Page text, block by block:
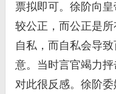
票拟即可。徐阶向
较公正，而公正是
自私，而自私会导
意。当时言官竭力
对此很反感。徐阶